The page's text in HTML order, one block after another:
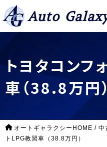
Auto
トヨタコンフ
車（38.8万円）
オートギャラクシーHOME / 中
トLPG教習車（38.8万円）